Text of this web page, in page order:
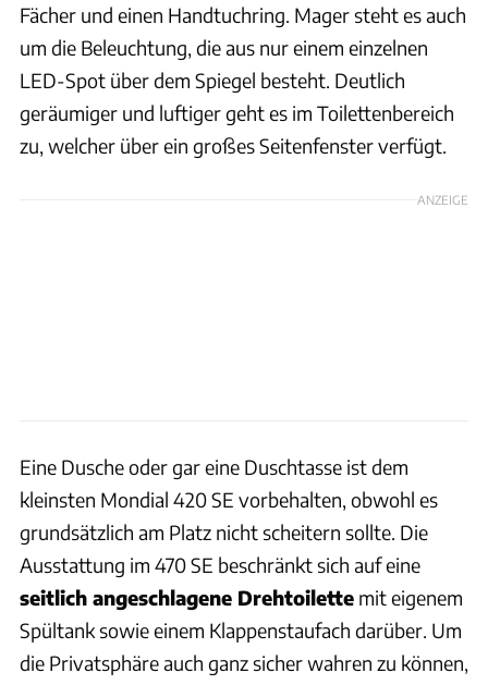
Fächer und einen Handtuchring. Mager steht es auch
um die Beleuchtung, die aus nur einem einzelnen
LED-Spot über dem Spiegel besteht. Deutlich
geräumiger und luftiger geht es im Toilettenbereich
zu, welcher über ein großes Seitenfenster verfügt.
ANZEIGE
Eine Dusche oder gar eine Duschtasse ist dem
kleinsten Mondial 420 SE vorbehalten, obwohl es
grundsätzlich am Platz nicht scheitern sollte. Die
Ausstattung im 470 SE beschränkt sich auf eine
seitlich angeschlagene Drehtoilette mit eigenem
Spültank sowie einem Klappenstaufach darüber. Um
die Privatsphäre auch ganz sicher wahren zu können,